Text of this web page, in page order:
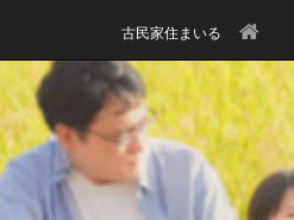
古民家住まいる